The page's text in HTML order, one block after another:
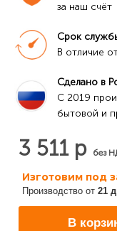
за наш счёт
Срок
В отличие
Сделано в
C 2019
бытовой и
3 511 р без
Изготовим под
Производство от 21
В